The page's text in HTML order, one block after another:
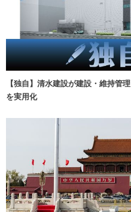
【独自】清水建設が建設・維持管
を実用化